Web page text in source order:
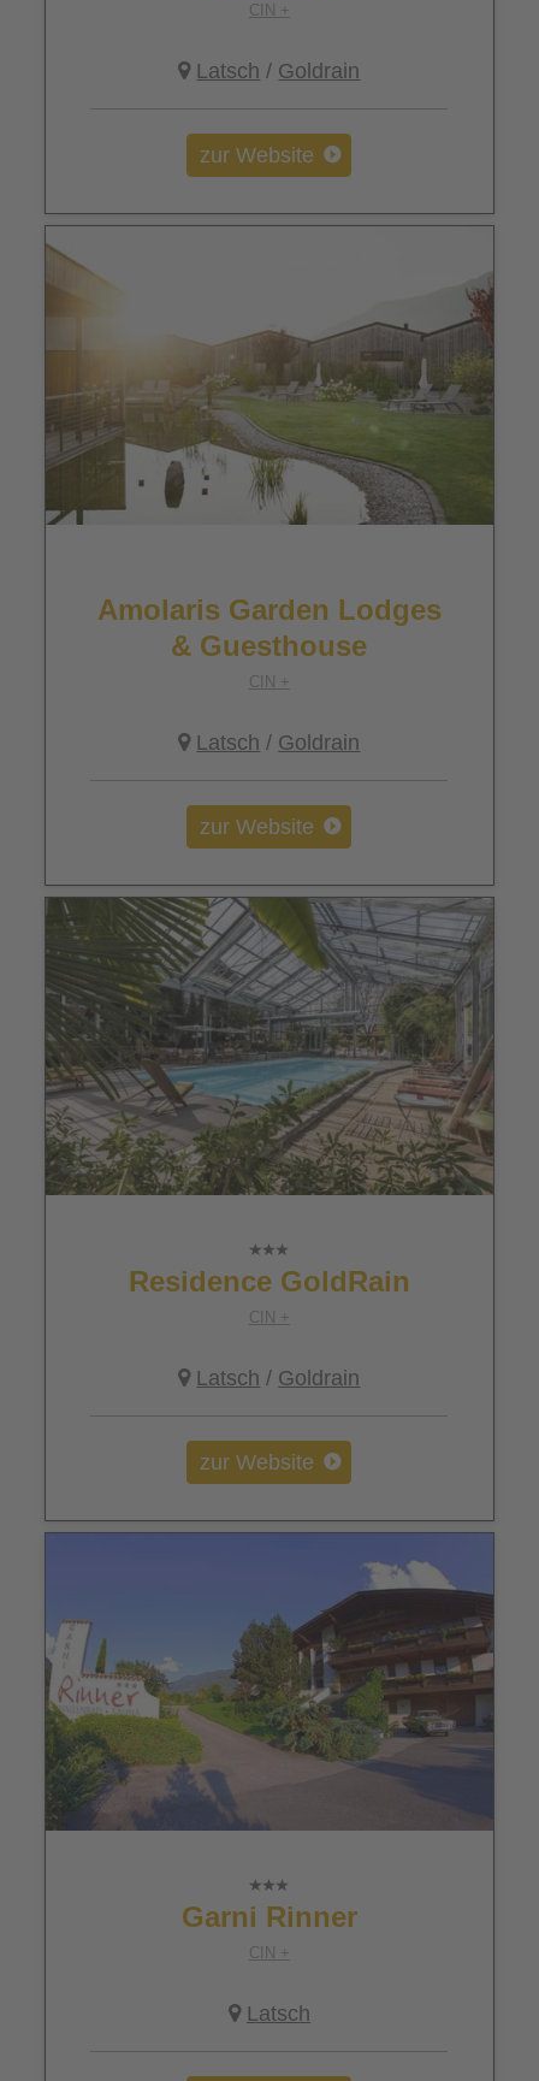
CIN +
Latsch / Goldrain
zur Website
Amolaris Garden Lodges
& Guesthouse
CIN +
Latsch / Goldrain
zur Website
Residence GoldRain
CIN +
Latsch / Goldrain
zur Website
Garni Rinner
CIN +
Latsch